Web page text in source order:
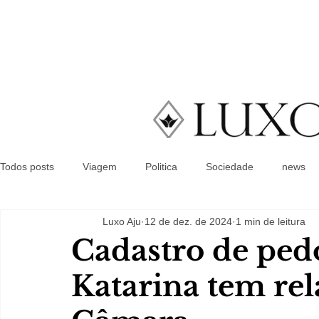
Todos posts Viagem Politica Sociedade news
Cadastro de
Katarina tem
Luxo Aju 12 de dez. de 2024 1 min de leitura